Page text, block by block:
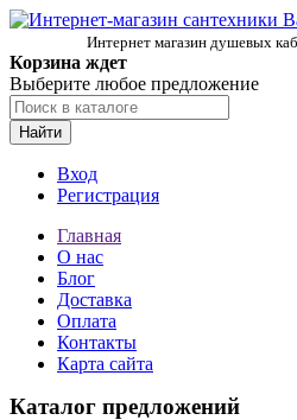
Интернет магазин душевых
Корзина ждет
Выберите любое предложение
Найти
Вход
Регистрация
Главная
О нас
Блог
Доставка
Оплата
Контакты
Карта сайта
Каталог предложений